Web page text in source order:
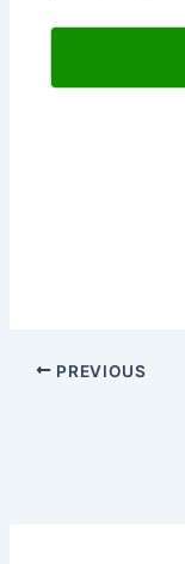
PREVIOUS